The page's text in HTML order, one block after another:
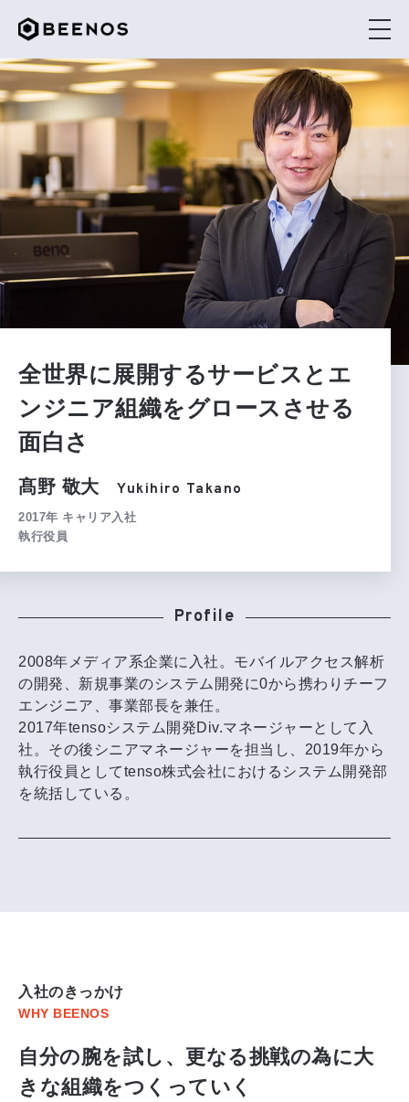
BEENOSを知る
社員インタビュー
働く環境を知る
採用情報
The BEENOS
ENTRY
全世界に展開するサービスとエ
ンジニア組織をグロースさせる
面白さ
髙野 敬大 Yukihiro Takano
2017年 キャリア入社
執行役員
Profile
2008年メディア系企業に入社。モバイルアクセス解析
の開発、新規事業のシステム開発に0から携わりチーフ
エンジニア、事業部長を兼任。
2017年tensoシステム開発Div.マネージャーとして入
社。その後シニアマネージャーを担当し、2019年から
執行役員としてtenso株式会社におけるシステム開発部
を統括している。
入社のきっかけ
WHY BEENOS
自分の腕を試し、更なる挑戦の為に大
きな組織をつくっていく